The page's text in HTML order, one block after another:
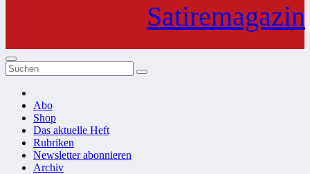
Satiremagazin
Abo
Shop
Das aktuelle Heft
Rubriken
Newsletter abonnieren
Archiv